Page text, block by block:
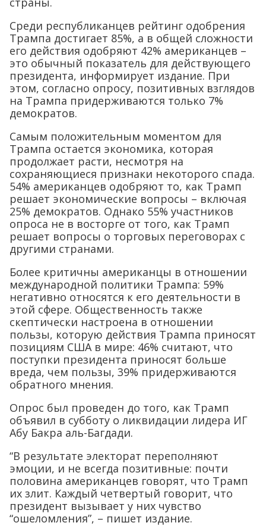
Среди республиканцев рейтинг одобрения
Трампа достигает 85%, а в общей сложности
его действия одобряют 42% американцев –
это обычный показатель для действующего
президента, информирует издание. При
этом, согласно опросу, позитивных взглядов
на Трампа придерживаются только 7%
демократов.
Самым положительным моментом для
Трампа остается экономика, которая
продолжает расти, несмотря на
сохраняющиеся признаки некоторого спада.
54% американцев одобряют то, как Трамп
решает экономические вопросы – включая
25% демократов. Однако 55% участников
опроса не в восторге от того, как Трамп
решает вопросы о торговых переговорах с
другими странами.
Более критичны американцы в отношении
международной политики Трампа: 59%
негативно относятся к его деятельности в
этой сфере. Общественность также
скептически настроена в отношении
пользы, которую действия Трампа приносят
позициям США в мире: 46% считают, что
поступки президента приносят больше
вреда, чем пользы, 39% придерживаются
обратного мнения.
Опрос был проведен до того, как Трамп
объявил в субботу о ликвидации лидера ИГ
Абу Бакра аль-Багдади.
“В результате электорат переполняют
эмоции, и не всегда позитивные: почти
половина американцев говорят, что Трамп
их злит. Каждый четвертый говорит, что
президент вызывает у них чувство
“ошеломления”, – пишет издание.